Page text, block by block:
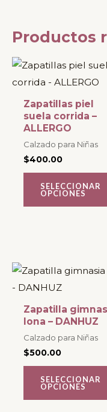
Productos
Zapatillas piel
suela corrida –
ALLERGO
Calzado para Niñas
$400.00
SELECCIONAR
OPCIONES
Este
producto
tiene
múltiples
variantes.
Las
opciones
pueden
página
de
producto
Zapatilla
lona – DANHUZ
Calzado para Niñas
$500.00
SELECCIONAR
OPCIONES
Este
producto
tiene
múltiples
variantes.
Las